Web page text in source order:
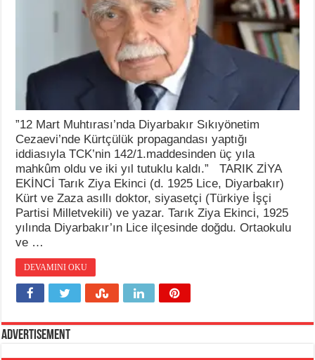
”12 Mart Muhtırası’nda Diyarbakır Sıkıyönetim
Cezaevi’nde Kürtçülük propagandası yaptığı
iddiasıyla TCK’nin 142/1.maddesinden üç yıla
mahkûm oldu ve iki yıl tutuklu kaldı.” TARIK ZİYA
EKİNCİ Tarık Ziya Ekinci (d. 1925 Lice, Diyarbakır)
Kürt ve Zaza asıllı doktor, siyasetçi (Türkiye İşçi
Partisi Milletvekili) ve yazar. Tarık Ziya Ekinci, 1925
yılında Diyarbakır’ın Lice ilçesinde doğdu. Ortaokulu
ve …
DEVAMINI OKU
Advertisement